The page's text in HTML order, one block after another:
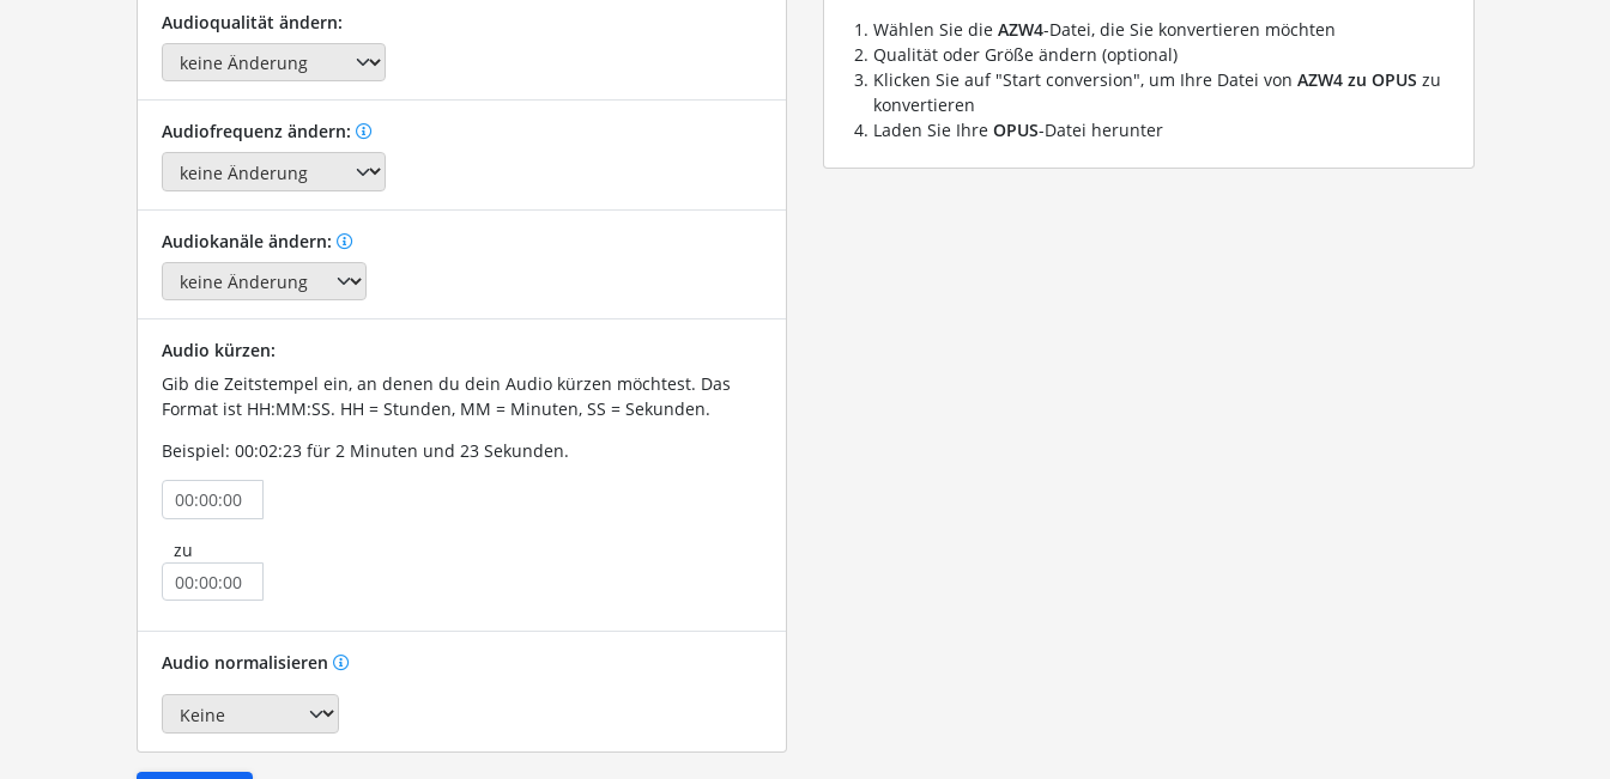
Audioqualität ändern:
Audiofrequenz ändern:
Audiokanäle ändern:
Audio kürzen:
Gib die Zeitstempel ein, an denen du dein Audio kürzen möchtest. Das
Format ist HH:MM:SS. HH = Stunden, MM = Minuten, SS = Sekunden.
Beispiel: 00:02:23 für 2 Minuten und 23 Sekunden.
zu
Audio normalisieren
Wählen Sie die AZW4-Datei, die Sie konvertieren möchten
Qualität oder Größe ändern (optional)
Klicken Sie auf "Start conversion", um Ihre Datei von AZW4 zu OPUS zu
konvertieren
Laden Sie Ihre OPUS-Datei herunter